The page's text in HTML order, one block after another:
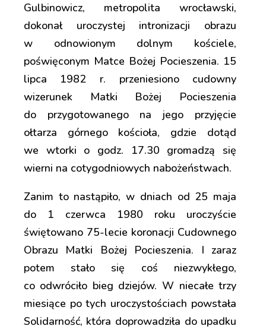
Gulbinowicz, metropolita wrocławski,
dokonał uroczystej intronizacji obrazu
w odnowionym dolnym kościele,
poświęconym Matce Bożej Pocieszenia. 15
lipca 1982 r. przeniesiono cudowny
wizerunek Matki Bożej Pocieszenia
do przygotowanego na jego przyjęcie
ołtarza górnego kościoła, gdzie dotąd
we wtorki o godz. 17.30 gromadzą się
wierni na cotygodniowych nabożeństwach.
Zanim to nastąpiło, w dniach od 25 maja
do 1 czerwca 1980 roku uroczyście
świętowano 75-lecie koronacji Cudownego
Obrazu Matki Bożej Pocieszenia. I zaraz
potem stało się coś niezwykłego,
co odwróciło bieg dziejów. W niecałe trzy
miesiące po tych uroczystościach powstała
Solidarność, która doprowadziła do upadku